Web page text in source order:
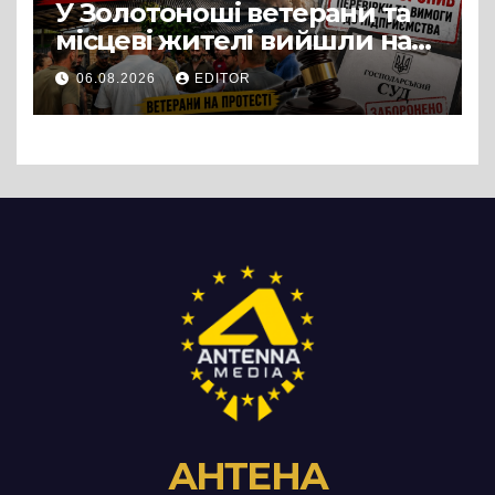
У Золотоноші ветерани та
місцеві жителі вийшли на
протест до стін
підприємства ТОВ «Омега
Три», що займається
06.08.2026 EDITOR
АНТЕНА